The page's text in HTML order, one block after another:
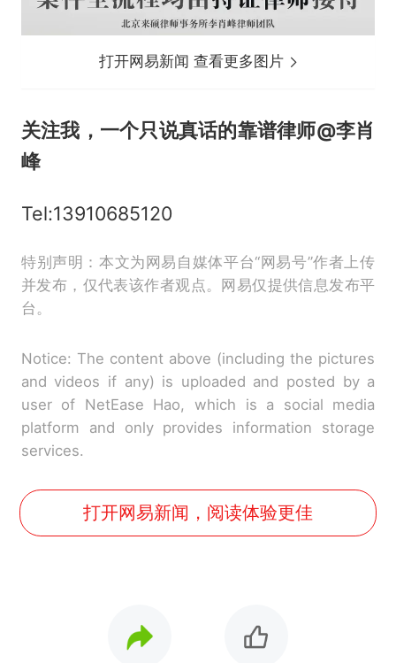
打开网易新闻 查看更多图片
关注我，一个只说真话的靠谱律师@李肖
峰
Tel:13910685120
特别声明：本文为网易自媒体平台“网易号”作者上传
并发布，仅代表该作者观点。网易仅提供信息发布平
台。
Notice: The content above (including the pictures
and videos if any) is uploaded and posted by a
user of NetEase Hao, which is a social media
platform and only provides information storage
services.
打开网易新闻，阅读体验更佳